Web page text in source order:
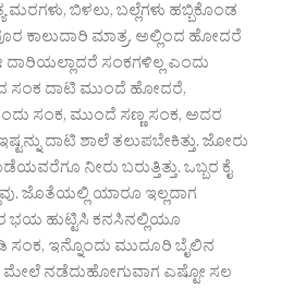
ಮರಗಳು, ಬಿಳಲು, ಬಲ್ಲೆಗಳು ಹಬ್ಬಿಕೊಂಡ
ಕಾಲುದಾರಿ ಮಾತ್ರ. ಅಲ್ಲಿಂದ ಹೋದರೆ
ಸಂಕಗಳಿಲ್ಲ ಎಂದು
ಸಂಕ ದಾಟಿ ಮುಂದೆ ಹೋದರೆ,
ಸಂಕ, ಮುಂದೆ ಸಣ್ಣ ಸಂಕ, ಅದರ
ದಾಟಿ ಶಾಲೆ ತಲುಪಬೇಕಿತ್ತು. ಜೋರು
ನೀರು ಬರುತ್ತಿತ್ತು. ಒಬ್ಬರ ಕೈ
ಜೊತೆಯಲ್ಲಿ ಯಾರೂ ಇಲ್ಲದಾಗ
ಭಯ ಹುಟ್ಟಿಸಿ ಕನಸಿನಲ್ಲಿಯೂ
ಸಂಕ, ಇನ್ನೊಂದು ಮುದೂರಿ ಬೈಲಿನ
ಮೇಲೆ ನಡೆದುಹೋಗುವಾಗ ಎಷ್ಟೋ ಸಲ